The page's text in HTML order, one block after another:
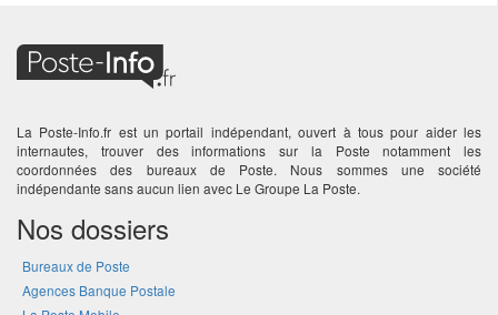
La Poste-Info.fr est un portail indépendant, ouvert à tous pour aider les
internautes, trouver des informations sur la Poste notamment les
coordonnées des bureaux de Poste. Nous sommes une société
indépendante sans aucun lien avec Le Groupe La Poste.
Nos dossiers
Bureaux de Poste
Agences Banque Postale